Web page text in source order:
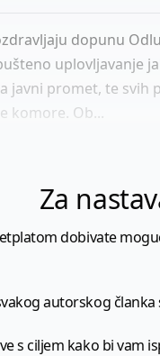
dopunu
uplovljavanje
javni promet, te svih
komore. Ob...
Za
dobivate
autorskog
s ciljem kako bi vam